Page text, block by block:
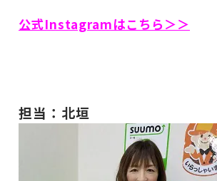
公式Instagramはこちら＞＞
担当：北垣